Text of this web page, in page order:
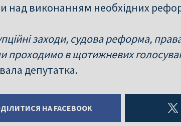
над виконанням необхідних
заходи, судова реформа,
проходимо в щотижневих
депутатка.
НА FACEBOOK